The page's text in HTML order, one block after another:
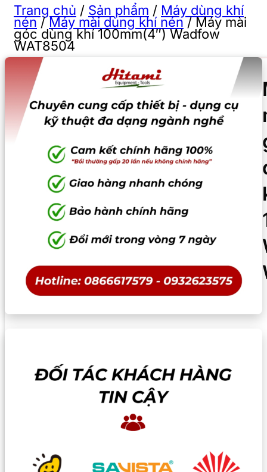
Trang chủ / Sản phẩm / Máy dùng khí
nén/Máy mài dùng khí nén/Máy mài
góc dùng khí 100mm(4″) Wadfow
WAT8504